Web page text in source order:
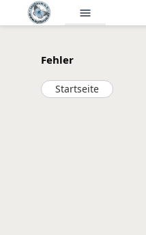
menu
Fehler
Startseite